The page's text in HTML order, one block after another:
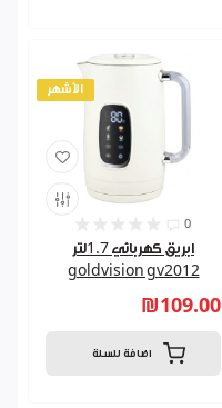
الأشهر
0
ابريق كهربائي 1.7لتر
goldvision gv2012
₪109.00
اضافة للسلة